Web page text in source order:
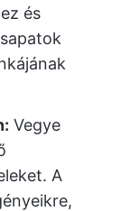
és
Vegye
A